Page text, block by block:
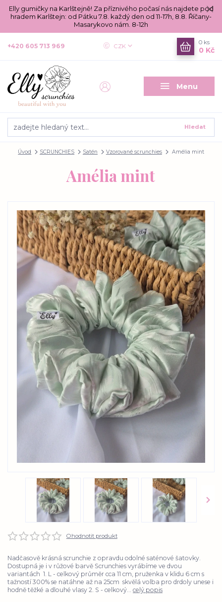
Elly gumičky na Karlštejně! Za příznivého počasí nás najdete pod
hradem Karlštejn: od Pátku 7.8. každý den od 11-17h, 8.8. Říčany-
Masarykovo nám. 8-12h
Menu
CZK
Hledat
+420 605 713 969
0 ks
0 Kč
Úvod SCRUNCHIES Satén Vzorované scrunchies Amélia mint
Amélia mint
Ohodnotit produkt
Nadčasově krásná scrunchie z opravdu odolné saténové šatovky.
Dostupná je i v růžové barvě Scrunchies vyrábíme ve dvou
variantách 1. L - celkový průměr cca 11 cm, pruženka v klidu 6 cm s
tažností 300% se natáhne až na 25cm skvělá volba pro drdoly unese i
hodně těžké a dlouhé vlasy 2. S - celkový... celý popis